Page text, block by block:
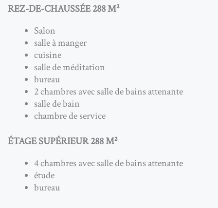
REZ-DE-CHAUSSÉE 288 M²
Salon
salle à manger
cuisine
salle de méditation
bureau
2 chambres avec salle de bains attenante
salle de bain
chambre de service
ÉTAGE SUPÉRIEUR 288 M²
4 chambres avec salle de bains attenante
étude
bureau